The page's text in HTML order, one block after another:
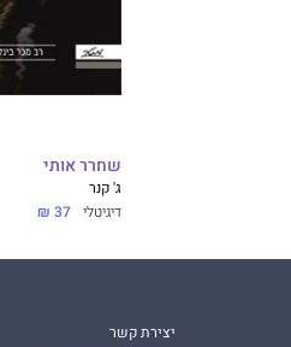
שחרר אותי
ג' קנר
דיגיטלי 37 ₪
יצירת קשר